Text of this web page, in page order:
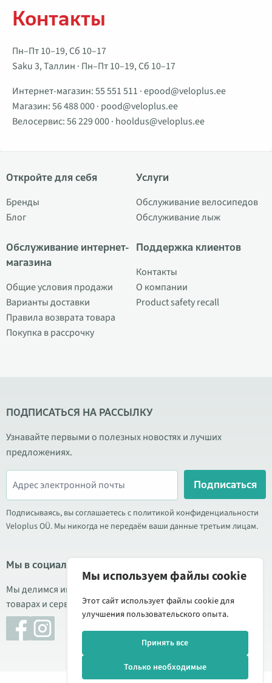
Контакты
Пн–Пт 10–19, Сб 10–17
Saku 3, Таллин · Пн–Пт 10–19, Сб 10–17
Интернет-магазин:55 551 511 ·epood@veloplus.ee
Магазин:56 488 000· pood@veloplus.ee
Велосервис:56 229 000· hooldus@veloplus.ee
Откройте для себя
Бренды
Блог
Обслуживание интернет-
магазина
Общие условия продажи
Варианты доставки
Правила возврата товара
Покупка в рассрочку
Услуги
Обслуживание велосипедов
Обслуживание лыж
Поддержка клиентов
Контакты
О компании
Product safety recall
ПОДПИСАТЬСЯ НА РАССЫЛКУ
Узнавайте первыми о полезных новостях и лучших
предложениях.
Подписаться
Подписываясь, вы соглашаетесь с политикой конфиденциальности
Veloplus OÜ. Мы никогда не передаём ваши данные третьим лицам.
Мы в социальных сетях
Мы делимся информацией о выгодных акциях, новых
товарах и сервисе. Иногда публикуем обзоры продукции.
Мы используем файлы cookie
Этот сайт использует файлы cookie для
улучшения пользовательского опыта.
Принять все
Только необходимые